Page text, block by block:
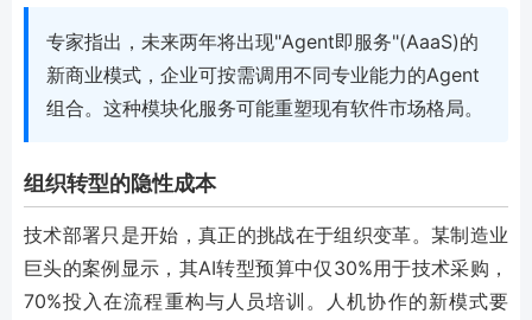
专家指出，未来两年将出现"Agent即服务"(AaaS)的
新商业模式，企业可按需调用不同专业能力的Agent
组合。这种模块化服务可能重塑现有软件市场格局。
组织转型的隐性成本
技术部署只是开始，真正的挑战在于组织变革。某制造业
巨头的案例显示，其AI转型预算中仅30%用于技术采购，
70%投入在流程重构与人员培训。人机协作的新模式要